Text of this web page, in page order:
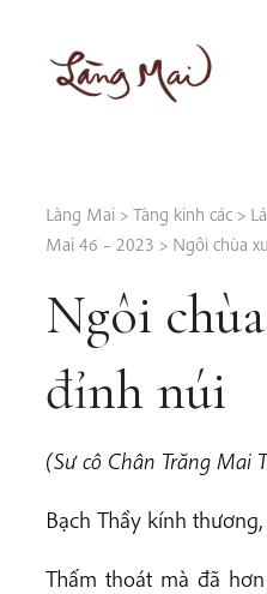
content
Làng Mai > Tàng kinh các >
Mai 46 – 2023 > Ngôi chùa
Ngôi
đỉnh núi
(Sư cô Chân Trăng Mai
Bạch Thầy kính thương,
Thấm thoát mà đã